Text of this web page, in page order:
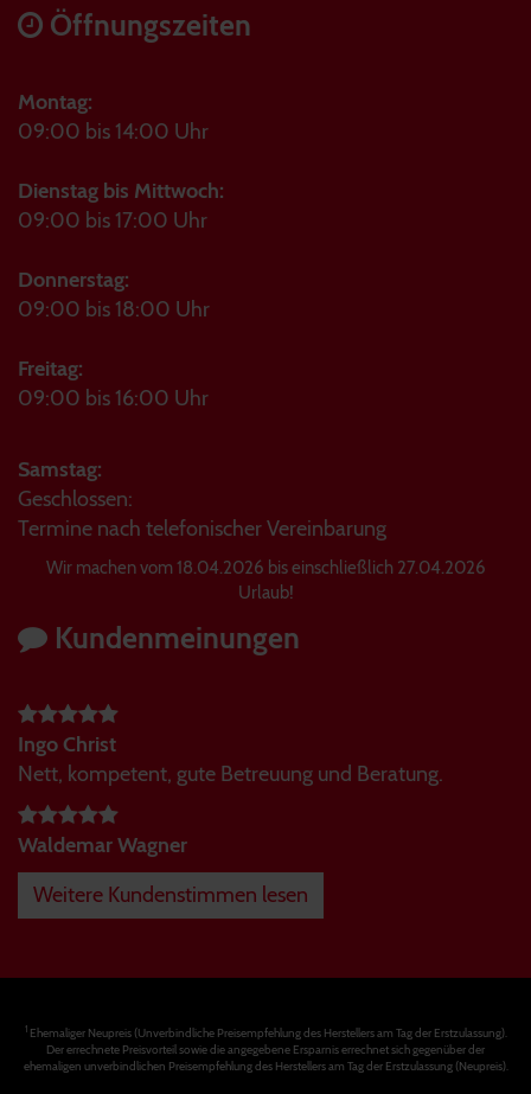
Öffnungszeiten
Montag:
09:00 bis 14:00 Uhr
Dienstag bis Mittwoch:
09:00 bis 17:00 Uhr
Donnerstag:
09:00 bis 18:00 Uhr
Freitag:
09:00 bis 16:00 Uhr
Samstag:
Geschlossen:
Termine nach telefonischer Vereinbarung
Wir machen vom 18.04.2026 bis einschließlich 27.04.2026
Urlaub!
Kundenmeinungen
Ingo Christ
Nett, kompetent, gute Betreuung und Beratung.
Waldemar Wagner
Weitere Kundenstimmen lesen
1Ehemaliger Neupreis (Unverbindliche Preisempfehlung des Herstellers am Tag der Erstzulassung).
Der errechnete Preisvorteil sowie die angegebene Ersparnis errechnet sich gegenüber der
ehemaligen unverbindlichen Preisempfehlung des Herstellers am Tag der Erstzulassung (Neupreis).